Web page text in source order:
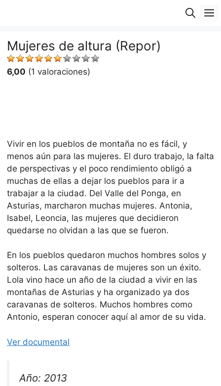
Mujeres de altura (Repor)
6,00 (1 valoraciones)
Vivir en los pueblos de montaña no es fácil, y
menos aún para las mujeres. El duro trabajo, la falta
de perspectivas y el poco rendimiento obligó a
muchas de ellas a dejar los pueblos para ir a
trabajar a la ciudad. Del Valle del Ponga, en
Asturias, marcharon muchas mujeres. Antonia,
Isabel, Leoncia, las mujeres que decidieron
quedarse no olvidan a las que se fueron.
En los pueblos quedaron muchos hombres solos y
solteros. Las caravanas de mujeres son un éxito.
Lola vino hace un año de la ciudad a vivir en las
montañas de Asturias y ha organizado ya dos
caravanas de solteros. Muchos hombres como
Antonio, esperan conocer aquí al amor de su vida.
Ver documental
Año: 2013